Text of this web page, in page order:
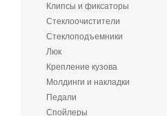
Клипсы и фиксаторы
Стеклоочистители
Стеклоподъемники
Люк
Крепление кузова
Молдинги и накладки
Педали
Спойлеры